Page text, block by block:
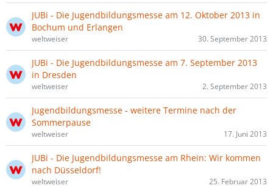
JUBi - Die Jugendbildungsmesse am 12. Oktober 2013 in
Bochum und Erlangen
weltweiser 30. September 2013
JUBi - Die Jugendbildungsmesse am 7. September 2013
in Dresden
weltweiser 2. September 2013
Jugendbildungsmesse - weitere Termine nach der
Sommerpause
weltweiser 17. Juni 2013
JUBi - Die Jugendbildungsmesse am Rhein: Wir kommen
nach Düsseldorf!
weltweiser 25. Februar 2013